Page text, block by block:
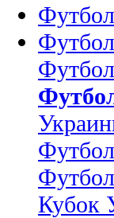
Футбол
Кубок